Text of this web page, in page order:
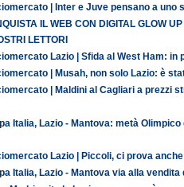
| Inter e Juve pensano a uno
IL WEB CON DIGITAL GLOW
LETTORI
Lazio | Sfida al West Ham: in
| Musah, non solo Lazio: è
| Maldini al Cagliari a prezzi
Italia, Lazio - Mantova: metà
Lazio | Piccoli, ci prova
Italia, Lazio - Mantova via alla